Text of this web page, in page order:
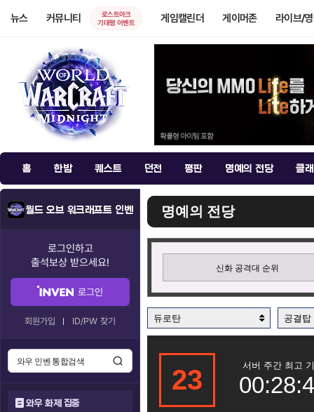
뉴스 커뮤니티
로스트아크
기대평 이벤트
게임캘린더 게이머존 라이브/
홈 한밤 퀘스트 던전 평판 명예의 전당 클
월드 오브 워크래프트 인벤
로그인하고
출석보상 받으세요!
로그인
회원가입 ID/PW 찾기
와우 화제 집중
명예의 전당
신화 공격대 순위
듀로탄 공결탑
23 서버 주간 최고